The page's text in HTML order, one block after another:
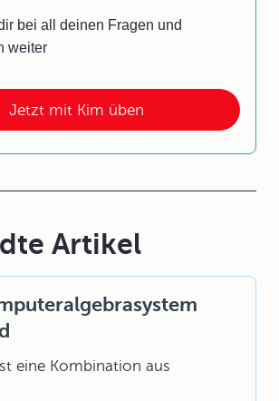
Jetzt mit Kim üben
bei all deinen Fragen und
weiter
Artikel
eine Kombination aus